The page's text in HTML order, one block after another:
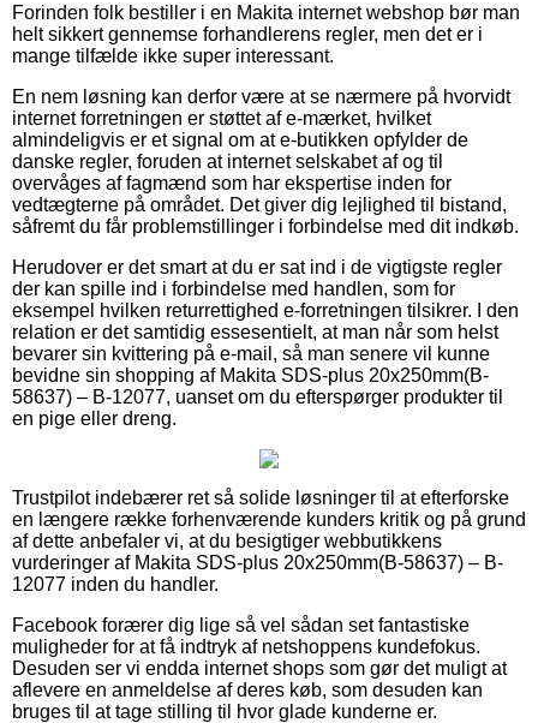
Forinden folk bestiller i en Makita internet webshop bør man
helt sikkert gennemse forhandlerens regler, men det er i
mange tilfælde ikke super interessant.
En nem løsning kan derfor være at se nærmere på hvorvidt
internet forretningen er støttet af e-mærket, hvilket
almindeligvis er et signal om at e-butikken opfylder de
danske regler, foruden at internet selskabet af og til
overvåges af fagmænd som har ekspertise inden for
vedtægterne på området. Det giver dig lejlighed til bistand,
såfremt du får problemstillinger i forbindelse med dit indkøb.
Herudover er det smart at du er sat ind i de vigtigste regler
der kan spille ind i forbindelse med handlen, som for
eksempel hvilken returrettighed e-forretningen tilsikrer. I den
relation er det samtidig essesentielt, at man når som helst
bevarer sin kvittering på e-mail, så man senere vil kunne
bevidne sin shopping af Makita SDS-plus 20x250mm(B-
58637) – B-12077, uanset om du efterspørger produkter til
en pige eller dreng.
Trustpilot indebærer ret så solide løsninger til at efterforske
en længere række forhenværende kunders kritik og på grund
af dette anbefaler vi, at du besigtiger webbutikkens
vurderinger af Makita SDS-plus 20x250mm(B-58637) – B-
12077 inden du handler.
Facebook forærer dig lige så vel sådan set fantastiske
muligheder for at få indtryk af netshoppens kundefokus.
Desuden ser vi endda internet shops som gør det muligt at
aflevere en anmeldelse af deres køb, som desuden kan
bruges til at tage stilling til hvor glade kunderne er.